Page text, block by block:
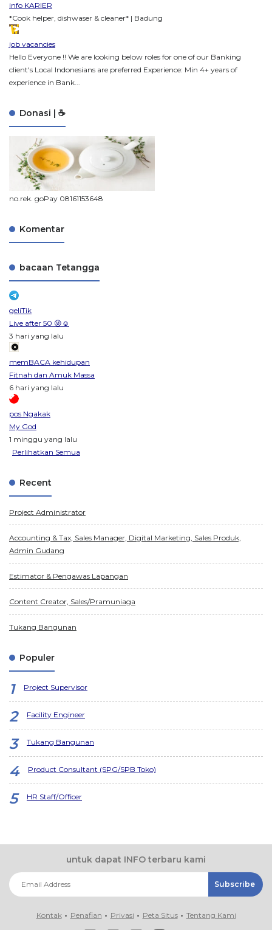
info KARIER
*Cook helper, dishwaser & cleaner* | Badung
job vacancies
Hello Everyone !! We are looking below roles for one of our Banking
client's Local Indonesians are preferred Experience: Min 4+ years of
experience in Bank...
Donasi | ☕
no.rek. goPay 08161153648
Komentar
bacaan Tetangga
geliTik
Live after 50 😜☺️
3 hari yang lalu
memBACA kehidupan
Fitnah dan Amuk Massa
6 hari yang lalu
pos Ngakak
My God
1 minggu yang lalu
Perlihatkan Semua
Recent
Project Administrator
Accounting & Tax, Sales Manager, Digital Marketing, Sales Produk,
Admin Gudang
Estimator & Pengawas Lapangan
Content Creator, Sales/Pramuniaga
Tukang Bangunan
Populer
Project Supervisor
Facility Engineer
Tukang Bangunan
Product Consultant (SPG/SPB Toko)
HR Staff/Officer
untuk dapat INFO terbaru kami
Kontak Penafian Privasi Peta Situs Tentang Kami